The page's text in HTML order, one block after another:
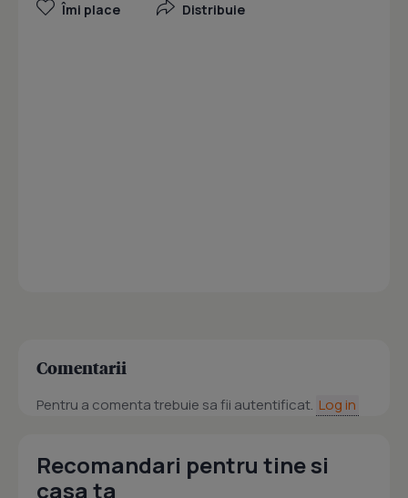
Îmi place Distribuie
Comentarii
Pentru a comenta trebuie sa fii autentificat. Log in
Recomandari pentru tine si
casa ta